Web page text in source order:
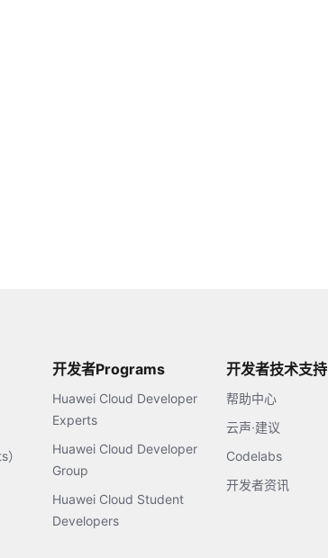
开发者Programs
Huawei Cloud Developer
Experts
Huawei Cloud Developer
Group
Huawei Cloud Student
Developers
开发者技术支持
帮助中心
云声·建议
Codelabs
开发者资讯